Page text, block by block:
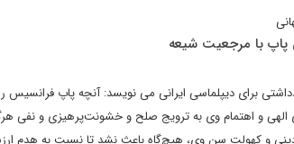
پاپ با مرجعیت شیعه
برای دیپلماسی ایرانی می نویسد: آنچه پاپ فرانسیس
الهی و اهتمام وی به ترویج صلح و خشونت‌پرهیزی و نفی
و کهولت سن وی، هیچ‌گاه باعث نشد تا نسبت به هدم